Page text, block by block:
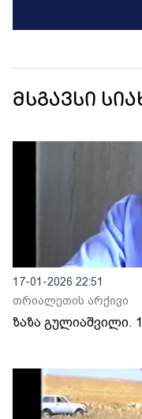
მსგავსი
17-01-2026 22:51
თრიალეთის არქივი
ზაზა გულიაშვილი.